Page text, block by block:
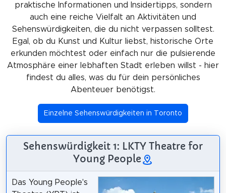
praktische Informationen und Insidertipps, sondern
auch eine reiche Vielfalt an Aktivitäten und
Sehenswürdigkeiten, die du nicht verpassen solltest.
Egal, ob du Kunst und Kultur liebst, historische Orte
erkunden möchtest oder einfach nur die pulsierende
Atmosphäre einer lebhaften Stadt erleben willst - hier
findest du alles, was du für dein persönliches
Abenteuer benötigst.
Einzelne Sehenswürdigkeiten in Toronto
Sehenswürdigkeit 1: LKTY Theatre for
Young People
Das Young People's